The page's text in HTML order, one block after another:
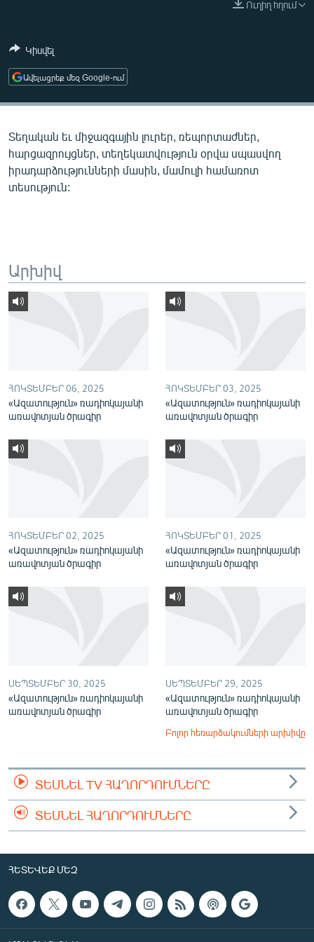
ՄԵԿՆԱԲԱՆՈՒԹՅՈՒՆ
ԿՈՐՈՆԱՎԻՐՈՒՍ
ԱՐԽԻՎ
ՏԵՍԱՆՅՈՒԹԵՐ
ՓՈԴՔԱՍԹ
Հայերեն
ՀԵՏԵՎԵՔ ՄԵԶ
Ուղիղ հղում
Կիսվել
Ավելացրեք մեզ Google-ում
Տեղական եւ միջազգային լուրեր, ռեպորտաժներ,
հարցազրույցներ, տեղեկատվություն օրվա սպասվող
իրադարձությունների մասին, մամուլի համառոտ
տեսություն:
Արխիվ
ՀՈԿՏԵՄԲԵՐ 06, 2025
«Ազատություն» ռադիոկայանի
առավոտյան ծրագիր
ՀՈԿՏԵՄԲԵՐ 03, 2025
«Ազատություն» ռադիոկայանի
առավոտյան ծրագիր
ՀՈԿՏԵՄԲԵՐ 02, 2025
«Ազատություն» ռադիոկայանի
առավոտյան ծրագիր
ՀՈԿՏԵՄԲԵՐ 01, 2025
«Ազատություն» ռադիոկայանի
առավոտյան ծրագիր
ՍԵՊՏԵՄԲԵՐ 30, 2025
«Ազատություն» ռադիոկայանի
առավոտյան ծրագիր
ՍԵՊՏԵՄԲԵՐ 29, 2025
«Ազատություն» ռադիոկայանի
առավոտյան ծրագիր
Բոլոր հեռարձակումների արխիվը
ՏԵՍՆԵԼ TV ՀԱՂՈՐԴՈՒՄՆԵՐԸ
ՏԵՍՆԵԼ ՀԱՂՈՐԴՈՒՄՆԵՐԸ
ՀԵՏԵՎԵՔ ՄԵԶ